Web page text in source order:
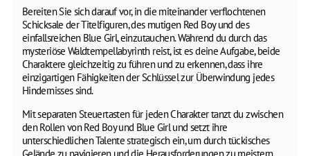
Bereiten Sie sich darauf vor, in die miteinander verflochtenen
Schicksale der Titelfiguren, des mutigen Red Boy und des
einfallsreichen Blue Girl, einzutauchen. Während du durch das
mysteriöse Waldtempellabyrinth reist, ist es deine Aufgabe, beide
Charaktere gleichzeitig zu führen und zu erkennen, dass ihre
einzigartigen Fähigkeiten der Schlüssel zur Überwindung jedes
Hindernisses sind.
Mit separaten Steuertasten für jeden Charakter tanzt du zwischen
den Rollen von Red Boy und Blue Girl und setzt ihre
unterschiedlichen Talente strategisch ein, um durch tückisches
Gelände zu navigieren und die Herausforderungen zu meistern,